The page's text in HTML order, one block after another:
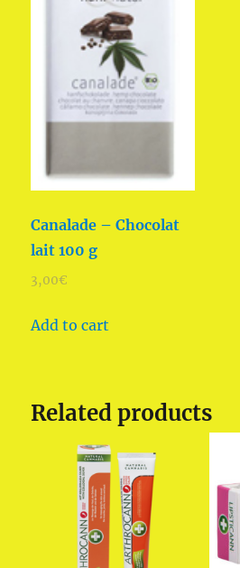
Canalade – Chocolat
lait 100 g
3,00€
Add to cart
Related products